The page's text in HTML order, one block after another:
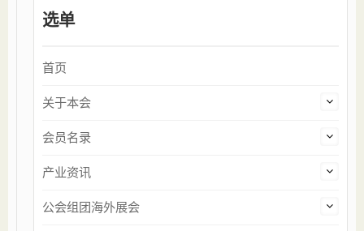
选单
首页
关于本会
会员名录
产业资讯
公会组团海外展会